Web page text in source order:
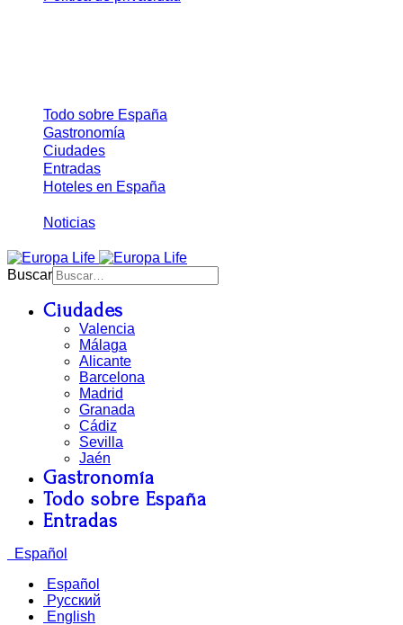
Todo sobre España
Gastronomía
Ciudades
Entradas
Hoteles en España
Noticias
Buscar
Ciudades
Valencia
Málaga
Alicante
Barcelona
Madrid
Granada
Cádiz
Sevilla
Jaén
Gastronomía
Todo sobre España
Entradas
Español
Español
Русский
English